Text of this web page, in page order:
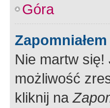
Góra
Zapomniałem
Nie martw się!
możliwość
kliknij na